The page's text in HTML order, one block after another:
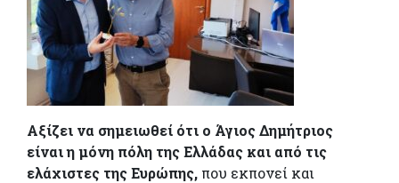
Αξίζει να σημειωθεί ότι ο Άγιος Δημήτριος
είναι η μόνη πόλη της Ελλάδας και από τις
ελάχιστες της Ευρώπης, που εκπονεί και